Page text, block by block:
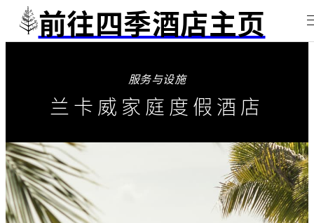
前往四季酒店主页
服务与设施
兰卡威家庭度假酒店